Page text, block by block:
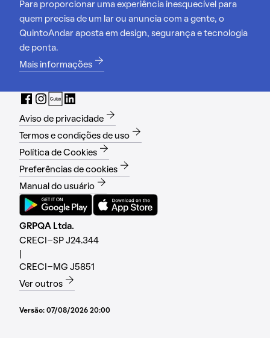
Para proporcionar uma experiência inesquecível para
quem precisa de um lar ou anuncia com a gente, o
QuintoAndar aposta em design, segurança e tecnologia
de ponta.
Mais informações
Aviso de privacidade
Termos e condições de uso
Política de Cookies
Preferências de cookies
Manual do usuário
GRPQA Ltda.
CRECI-SP J24.344
CRECI-MG J5851
Ver outros
Versão: 07/08/2026 20:00